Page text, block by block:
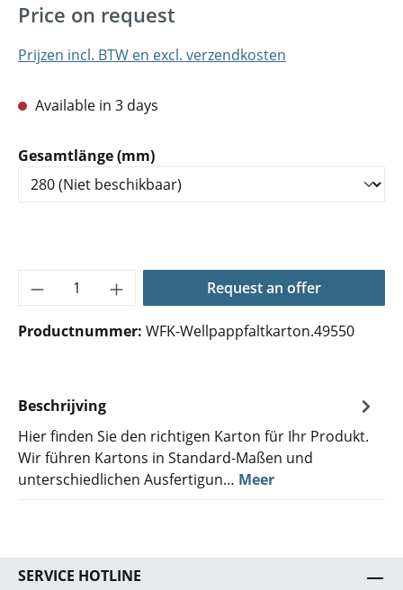
Price on request
Prijzen incl. BTW en excl. verzendkosten
Available in 3 days
Selecteer
Gesamtlänge (mm)
Producthoeveelheid: Voer de gewenste
Request an offer
Productnummer: WFK-Wellpappfaltkarton.49550
Beschrijving
Hier finden Sie den richtigen Karton für Ihr Produkt.
Wir führen Kartons in Standard-Maßen und
unterschiedlichen Ausfertigun… Meer
SERVICE HOTLINE